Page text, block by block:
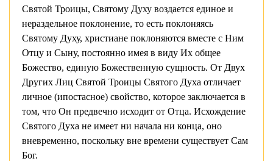
Святой Троицы, Святому Духу воздается единое и
нераздельное поклонение, то есть поклоняясь
Святому Духу, христиане поклоняются вместе с Ним
Отцу и Сыну, постоянно имея в виду Их общее
Божество, единую Божественную сущность. От Двух
Других Лиц Святой Троицы Святого Духа отличает
личное (ипостасное) свойство, которое заключается в
том, что Он предвечно исходит от Отца. Исхождение
Святого Духа не имеет ни начала ни конца, оно
вневременно, поскольку вне времени существует Сам
Бог.